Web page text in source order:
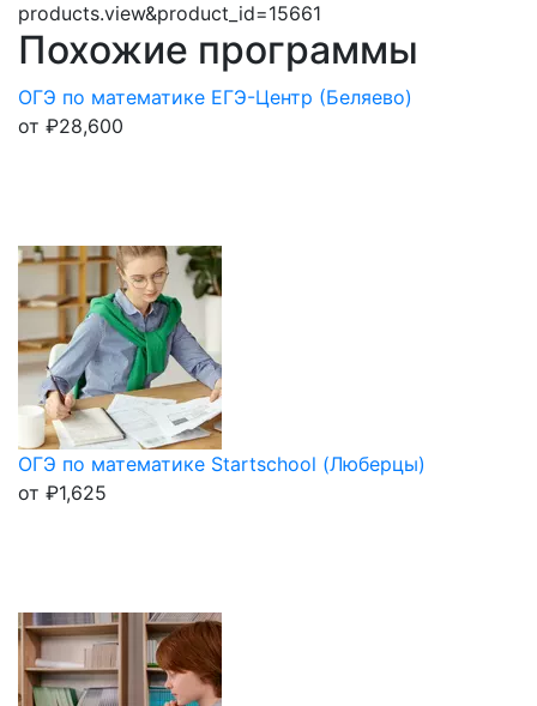
products.view&product_id=15661
Похожие программы
ОГЭ по математике ЕГЭ-Центр (Беляево)
от ₽28,600
ОГЭ по математике Startschool (Люберцы)
от ₽1,625